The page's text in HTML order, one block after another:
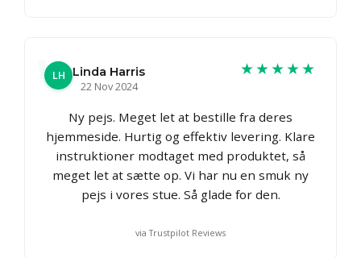
LH
Linda Harris
22 Nov 2024
★★★★★
Ny pejs. Meget let at bestille fra deres
hjemmeside. Hurtig og effektiv levering. Klare
instruktioner modtaget med produktet, så
meget let at sætte op. Vi har nu en smuk ny
pejs i vores stue. Så glade for den.
via Trustpilot Reviews